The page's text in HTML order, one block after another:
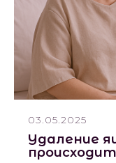
03.05.2025
Удаление